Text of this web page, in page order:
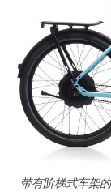
带有阶梯式车架